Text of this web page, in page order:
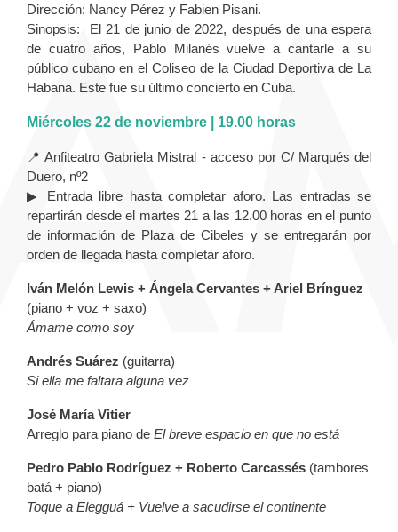
Dirección: Nancy Pérez y Fabien Pisani.
Sinopsis: El 21 de junio de 2022, después de una espera
de cuatro años, Pablo Milanés vuelve a cantarle a su
público cubano en el Coliseo de la Ciudad Deportiva de La
Habana. Este fue su último concierto en Cuba.
Miércoles 22 de noviembre | 19.00 horas
📍 Anfiteatro Gabriela Mistral - acceso por C/ Marqués del
Duero, nº2
▶ Entrada libre hasta completar aforo. Las entradas se
repartirán desde el martes 21 a las 12.00 horas en el punto
de información de Plaza de Cibeles y se entregarán por
orden de llegada hasta completar aforo.
Iván Melón Lewis + Ángela Cervantes + Ariel Brínguez
(piano + voz + saxo)
Ámame como soy
Andrés Suárez (guitarra)
Si ella me faltara alguna vez
José María Vitier
Arreglo para piano de El breve espacio en que no está
Pedro Pablo Rodríguez + Roberto Carcassés (tambores
batá + piano)
Toque a Elegguá + Vuelve a sacudirse el continente